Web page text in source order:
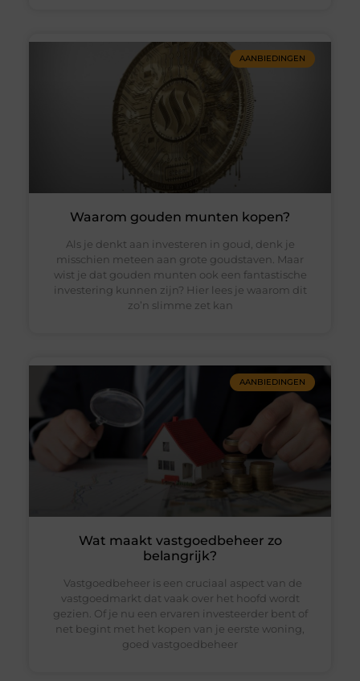
AANBIEDINGEN
Waarom gouden munten kopen?
Als je denkt aan investeren in goud, denk je
misschien meteen aan grote goudstaven. Maar
wist je dat gouden munten ook een fantastische
investering kunnen zijn? Hier lees je waarom dit
zo’n slimme zet kan
AANBIEDINGEN
Wat maakt vastgoedbeheer zo
belangrijk?
Vastgoedbeheer is een cruciaal aspect van de
vastgoedmarkt dat vaak over het hoofd wordt
gezien. Of je nu een ervaren investeerder bent of
net begint met het kopen van je eerste woning,
goed vastgoedbeheer